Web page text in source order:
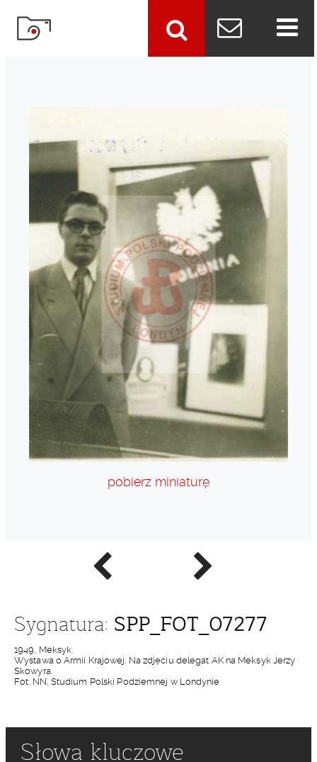
Poprzednie
zdjęcie
Następne
zdjęcie
pobierz miniaturę
Sygnatura: SPP_FOT_07277
1949, Meksyk.
Wystawa o Armii Krajowej. Na zdjęciu delegat AK na Meksyk Jerzy
Skowyra.
Fot. NN, Studium Polski Podziemnej w Londynie
Słowa kluczowe